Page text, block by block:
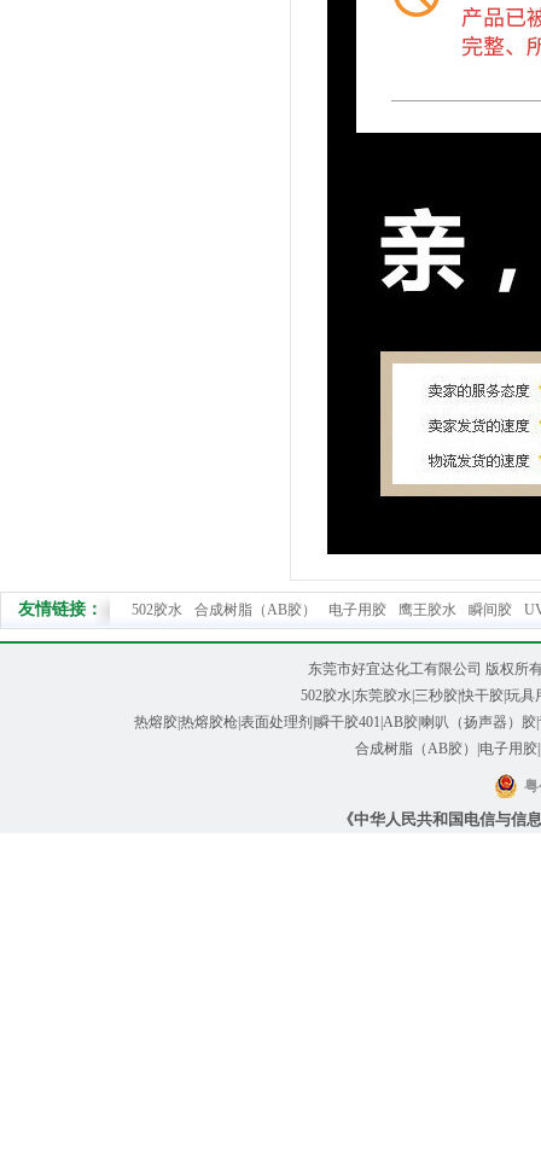
友情链接： 502胶水 合成树脂（AB胶） 电子用胶 鹰王胶水 瞬间胶
东莞市好宜达化工有限公司 版权所
502胶水 东莞胶水三秒胶|快干胶|玩具
热熔胶|热熔胶枪表面处理剂 瞬干胶401 AB胶|喇叭（扬声器）胶
合成树脂（AB胶）|电子用胶|
粤
《中华人民共和国电信与信